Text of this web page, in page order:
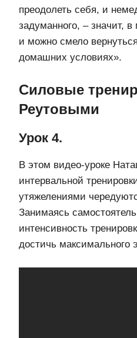
преодолеть себя, и
задуманного, – значит,
и можно смело
домашних условиях».
Силовые
Реутовыми
Урок 4.
В этом видео-уроке
интервальной
утяжелениями
Занимаясь
интенсивность
достичь максимального